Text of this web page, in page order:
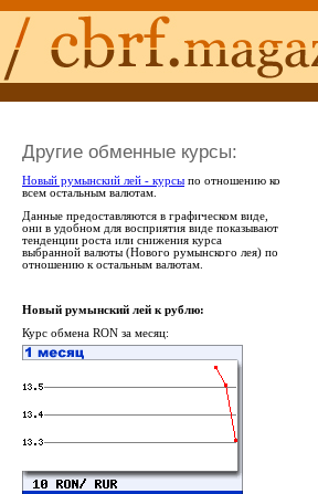
Другие обменные курсы:
Новый румынский лей - курсы по отношению ко
всем остальным валютам.
Данные предоставляются в графическом виде,
они в удобном для восприятия виде показывают
тенденции роста или снижения курса
выбранной валюты (Нового румынского лея) по
отношению к остальным валютам.
Новый румынский лей к рублю:
Курс обмена RON за месяц: